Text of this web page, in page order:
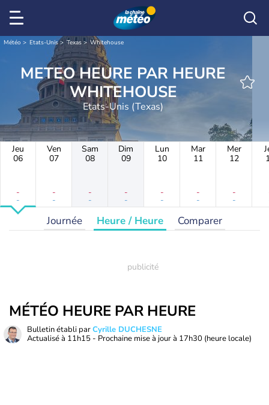
Météo Etats-Unis Texas Whitehouse
METEO HEURE PAR HEURE
WHITEHOUSE
Etats-Unis (Texas)
Jeu
06
-
-
Ven
07
-
-
Sam
08
-
-
Dim
09
-
-
Lun
10
-
-
Mar
11
-
-
Mer
12
-
-
Journée Heure / Heure Comparer
MÉTÉO HEURE PAR HEURE
Bulletin établi parCyrille DUCHESNE
Actualisé à 11h15 - Prochaine mise à jour à 17h30 (heure locale)